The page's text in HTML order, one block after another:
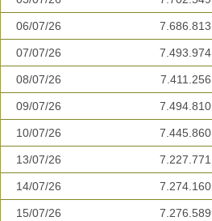
06/07/26 7.686.813
07/07/26 7.493.974
08/07/26 7.411.256
09/07/26 7.494.810
10/07/26 7.445.860
13/07/26 7.227.771
14/07/26 7.274.160
15/07/26 7.276.589